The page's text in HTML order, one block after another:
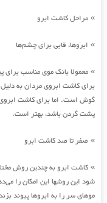
» مراحل کاشت ابرو
» ابروها، قابی برای چشم‌ها
» معمولا بانک موی مناسب
برای کاشت ابروی مردان به
گوش است. اما برای کاشت
پشت گردن باشد، بهتر است.
» صفر تا صد کاشت ابرو
»
شود این روشها این امکان را
موهای سر را به ابروها پیوند